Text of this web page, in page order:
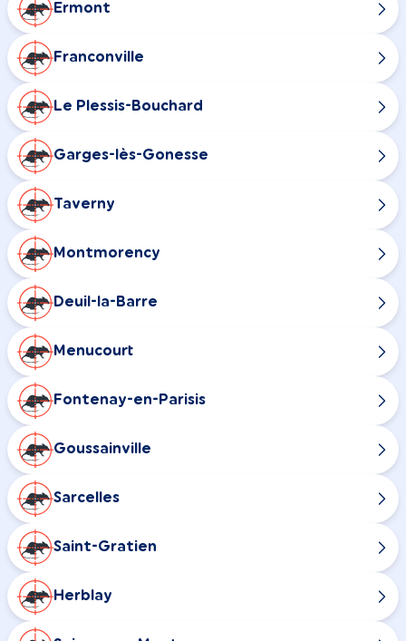
Ermont
Franconville
Le Plessis-Bouchard
Garges-lès-Gonesse
Taverny
Montmorency
Deuil-la-Barre
Menucourt
Fontenay-en-Parisis
Goussainville
Sarcelles
Saint-Gratien
Herblay